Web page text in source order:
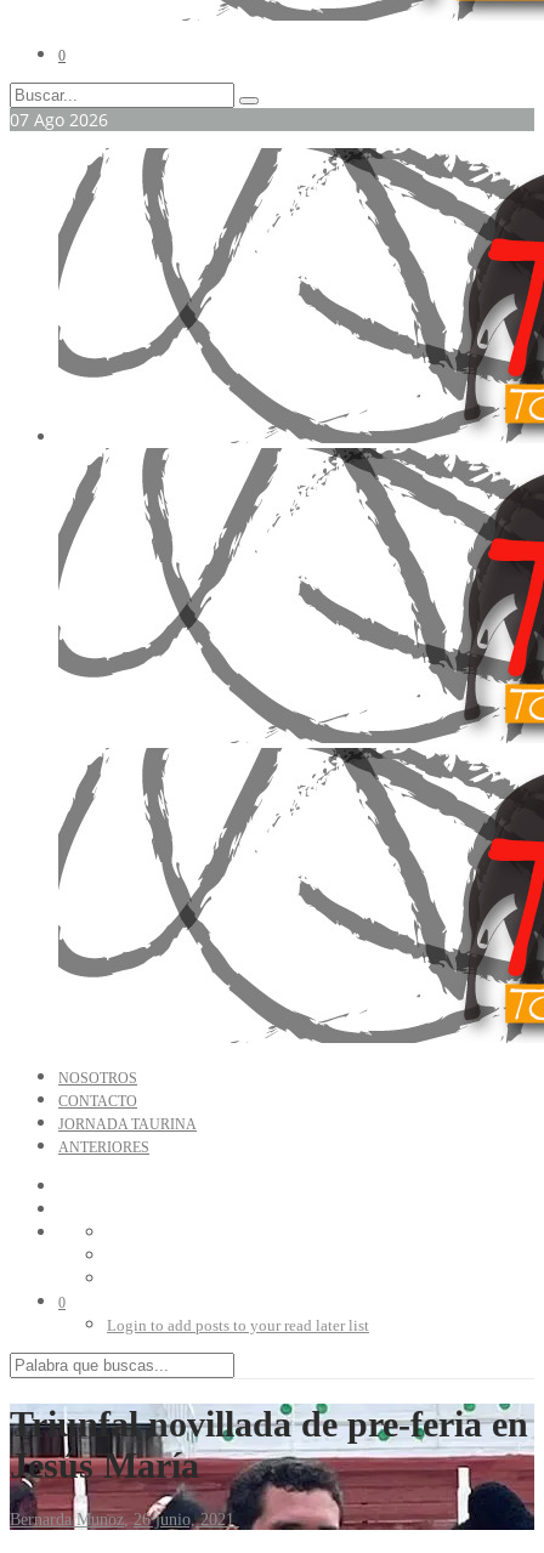
0
07 Ago 2026
NOSOTROS
CONTACTO
JORNADA TAURINA
ANTERIORES
0
Login to add posts to your read later list
Triunfal novillada de pre-feria en
Jesús María
Bernarda Munoz, 26 junio, 2021